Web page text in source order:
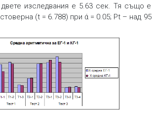
изследвания е 5.63 сек. Тя също е
(t = 6.788) при ά = 0.05; Pt – над 95